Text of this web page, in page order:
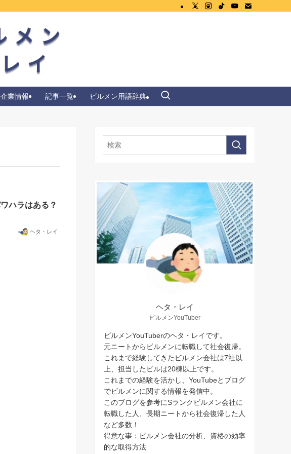
業情報 記事一覧 ビルメン用語辞典
ハラはある？
ヘタ・レイ
ヘタ・レイ
ビルメンYouTuber
ビルメンYouTuberのヘタ・レイです。
元ニートからビルメンに転職して社会復帰。
これまで経験してきたビルメン会社は7社以
上、担当したビルは20棟以上です。
これまでの経験を活かし、YouTubeとブログ
でビルメンに関する情報を発信中。
このブログを参考にSランクビルメン会社に
転職した人、長期ニートから社会復帰した人
など多数！
得意な事：ビルメン会社の分析、資格の効率
的な取得方法